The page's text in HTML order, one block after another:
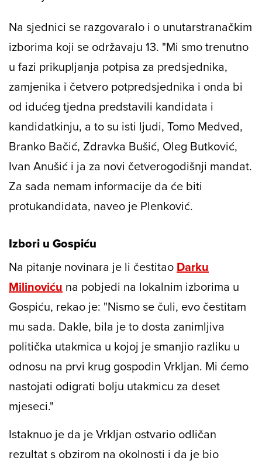
Na sjednici se razgovaralo i o unutarstranačkim
izborima koji se održavaju 13. "Mi smo trenutno
u fazi prikupljanja potpisa za predsjednika,
zamjenika i četvero potpredsjednika i onda bi
od idućeg tjedna predstavili kandidata i
kandidatkinju, a to su isti ljudi, Tomo Medved,
Branko Bačić, Zdravka Bušić, Oleg Butković,
Ivan Anušić i ja za novi četverogodišnji mandat.
Za sada nemam informacije da će biti
protukandidata, naveo je Plenković.
Izbori u Gospiću
Na pitanje novinara je li čestitao Darku
Milinoviću na pobjedi na lokalnim izborima u
Gospiću, rekao je: "Nismo se čuli, evo čestitam
mu sada. Dakle, bila je to dosta zanimljiva
politička utakmica u kojoj je smanjio razliku u
odnosu na prvi krug gospodin Vrkljan. Mi ćemo
nastojati odigrati bolju utakmicu za deset
mjeseci."
Istaknuo je da je Vrkljan ostvario odličan
rezultat s obzirom na okolnosti i da je bio